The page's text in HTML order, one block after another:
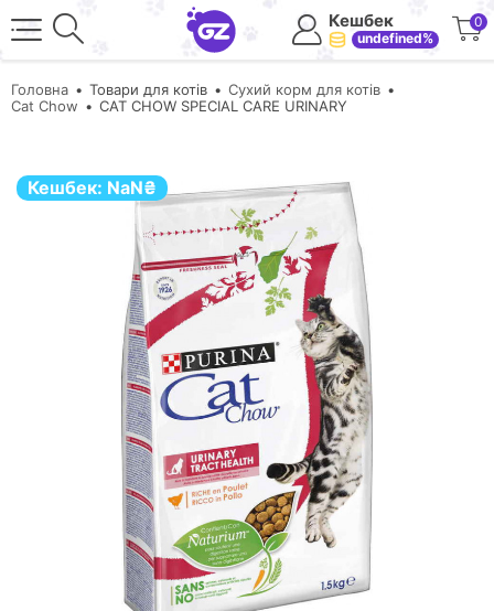
Кешбек
undefined%
0
Головна Товари для котів
Сухий корм для котів
Cat Chow
CAT CHOW SPECIAL CARE URINARY
Кешбек: NaN₴